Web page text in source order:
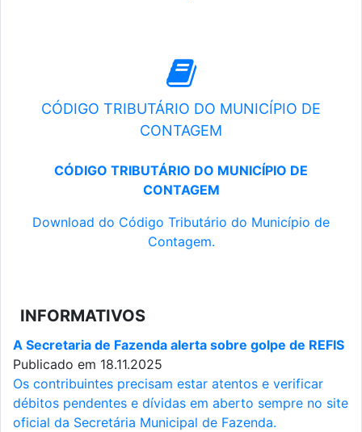
CÓDIGO TRIBUTÁRIO DO MUNICÍPIO DE
CONTAGEM
CÓDIGO TRIBUTÁRIO DO MUNICÍPIO DE
CONTAGEM
Download do Código Tributário do Município de
Contagem.
INFORMATIVOS
A Secretaria de Fazenda alerta sobre golpe de REFIS
Publicado em 18.11.2025
Os contribuintes precisam estar atentos e verificar
débitos pendentes e dívidas em aberto sempre no site
oficial da Secretária Municipal de Fazenda.